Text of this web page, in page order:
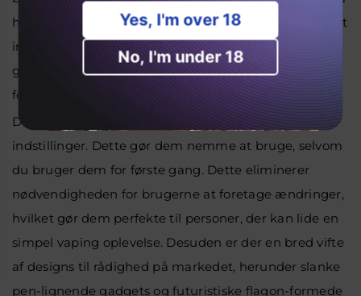
hyppige og rodede påfyldninger. Desuden har disse et
integreret batteri, der enten er foropladet eller
genopladeligt. Derfor giver disse vaperne mulighed
for at nyde deres dejlige dampning uden afbrydelser.
Derudover har Puffs Bar faste wattage og spole
indstillinger. Dette gør dem nemme at bruge, selvom
du bruger dem for første gang. Dette eliminerer
nødvendigheden for brugerne at foretage ændringer,
hvilket gør dem perfekte til personer, der kan lide en
simpel vaping oplevelse. Desuden er der en bred vifte
af designs til rådighed på markedet, herunder slanke
pen-lignende gadgets og futuristiske flagon-formede
Yes, I'm over 18
No, I'm under 18